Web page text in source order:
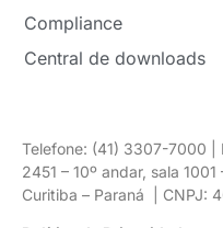
Compliance
Central de downloads
Telefone: (41) 3307-7000 |
2451 – 10º andar, sala
Curitiba – Paraná | CNPJ: